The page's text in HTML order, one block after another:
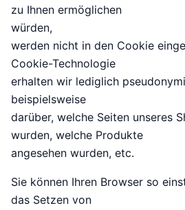
zu Ihnen ermöglichen
würden,
werden nicht in den Cookie
Cookie-Technologie
erhalten wir lediglich
beispielsweise
darüber, welche Seiten unseres
wurden, welche Produkte
angesehen wurden, etc.
Sie können Ihren Browser so
das Setzen von